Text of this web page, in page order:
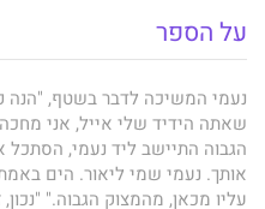
על הספר
נעמי המשיכה לדבר בשטף, "הנה
שאתה הידיד שלי אייל, אני
הגבוה התיישב ליד נעמי,
אותך. נעמי שמי ליאור. הים
עליו מכאן, מהמצוק הגבוה."